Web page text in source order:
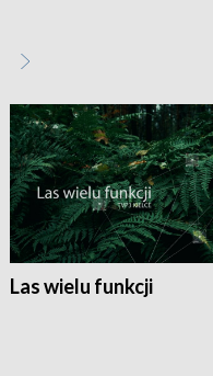
Las wielu funkcji